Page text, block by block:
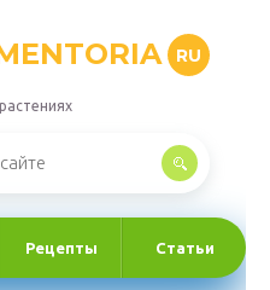
RU
Рецепты Статьи